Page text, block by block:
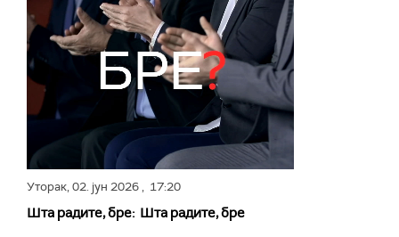
Уторак,02. јун 2026, 17:20
Шта радите, бре: Шта радите, бре